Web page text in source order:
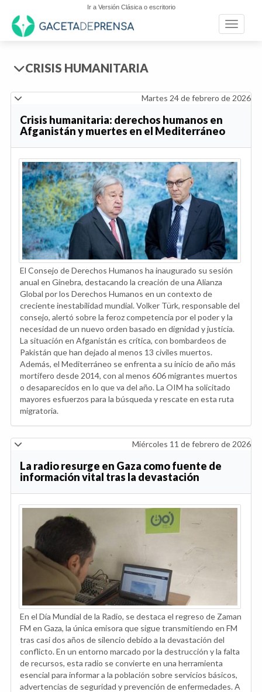
Ir a Versión Clásica o escritorio
Toggle
CRISIS HUMANITARIA
Martes 24 de febrero de 2026
Crisis humanitaria: derechos humanos en
Afganistán y muertes en el Mediterráneo
El Consejo de Derechos Humanos ha inaugurado su sesión
anual en Ginebra, destacando la creación de una Alianza
Global por los Derechos Humanos en un contexto de
creciente inestabilidad mundial. Volker Türk, responsable del
consejo, alertó sobre la feroz competencia por el poder y la
necesidad de un nuevo orden basado en dignidad y justicia.
La situación en Afganistán es crítica, con bombardeos de
Pakistán que han dejado al menos 13 civiles muertos.
Además, el Mediterráneo se enfrenta a su inicio de año más
mortífero desde 2014, con al menos 606 migrantes muertos
o desaparecidos en lo que va del año. La OIM ha solicitado
mayores esfuerzos para la búsqueda y rescate en esta ruta
migratoria.
Miércoles 11 de febrero de 2026
La radio resurge en Gaza como fuente de
información vital tras la devastación
En el Día Mundial de la Radio, se destaca el regreso de Zaman
FM en Gaza, la única emisora que sigue transmitiendo en FM
tras casi dos años de silencio debido a la devastación del
conflicto. En un entorno marcado por la destrucción y la falta
de recursos, esta radio se convierte en una herramienta
esencial para informar a la población sobre servicios básicos,
advertencias de seguridad y prevención de enfermedades. A